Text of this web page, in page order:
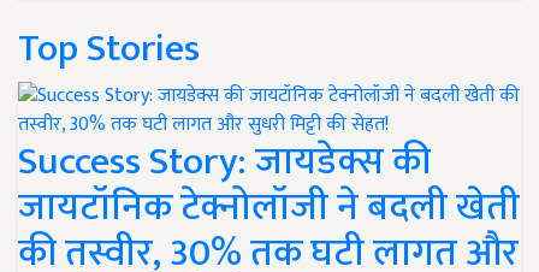
Top Stories
Success Story: जायडेक्स की
जायटॉनिक टेक्नोलॉजी ने बदली खेती
की तस्वीर, 30% तक घटी लागत और